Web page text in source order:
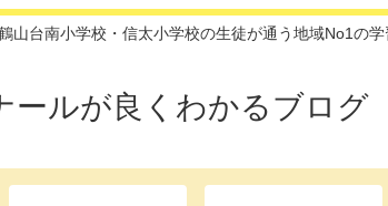
山台南小学校・信太小学校の生徒が通う地域No1の学
ールが良くわかるブログ